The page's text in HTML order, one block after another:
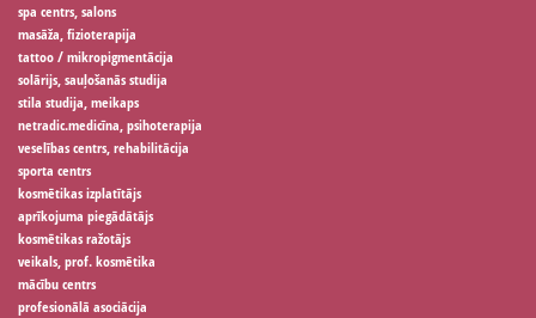
spa centrs, salons
masāža, fizioterapija
tattoo / mikropigmentācija
solārijs, sauļošanās studija
stila studija, meikaps
netradic.medicīna, psihoterapija
veselības centrs, rehabilitācija
sporta centrs
kosmētikas izplatītājs
aprīkojuma piegādātājs
kosmētikas ražotājs
veikals, prof. kosmētika
mācību centrs
profesionālā asociācija